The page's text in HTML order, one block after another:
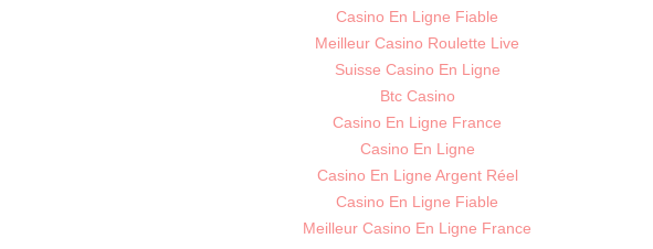
Casino En Ligne Fiable
Meilleur Casino Roulette Live
Suisse Casino En Ligne
Btc Casino
Casino En Ligne France
Casino En Ligne
Casino En Ligne Argent Réel
Casino En Ligne Fiable
Meilleur Casino En Ligne France